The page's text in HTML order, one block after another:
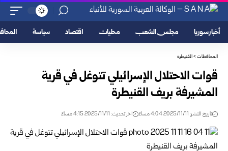
أخبار سوريا مجلس الشعب محليات اقتصاد سياسة
المحافظات>القنيطرة
قوات الاحتلال الإسرائيلي تتوغل في قرية
المشيرفة بريف القنيطرة
تاريخ النشر: 2025/11/11 4:04 مساءً اخر تحديث: 2025/11/11 4:15 مساءً